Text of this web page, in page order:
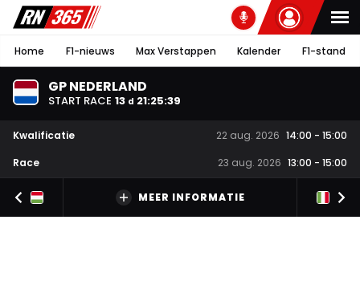
Home F1-nieuws Max Verstappen Kalender F1-stand
GP NEDERLAND
START RACE 13 d 21:25:39
Kwalificatie 22 aug. 2026 14:00 - 15:00
Race
23 aug. 2026 13:00 - 15:00
MEER INFORMATIE